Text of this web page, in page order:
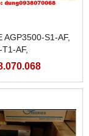
AGP3500-S1-AF,
AF,